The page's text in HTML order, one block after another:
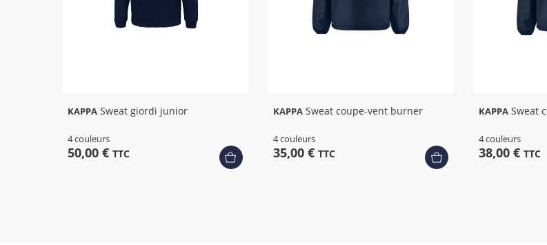
KAPPA Sweat giordi junior
4 couleurs
50,00 € TTC
KAPPA Sweat coupe-vent burner
4 couleurs
35,00 € TTC
KAPPA Sweat
4 couleurs
38,00 € TTC